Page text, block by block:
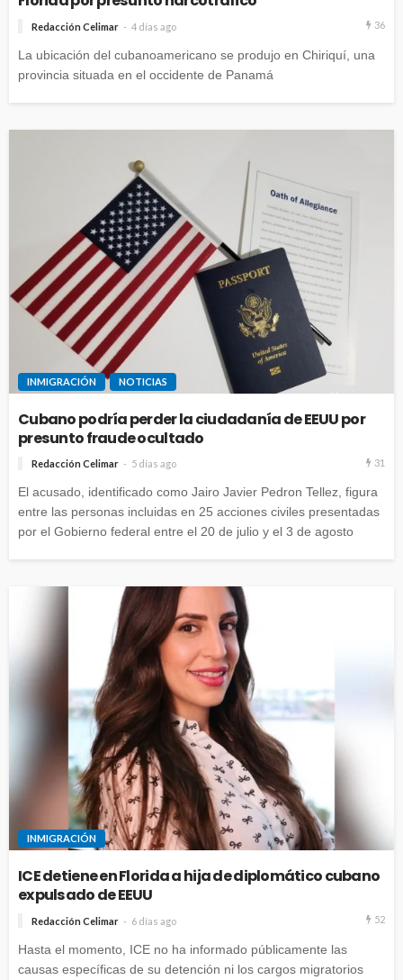
Redacción Celimar 4 días ago 36
La ubicación del cubanoamericano se produjo en Chiriquí, una
provincia situada en el occidente de Panamá
INMIGRACIÓN NOTICIAS
Cubano podría perder la ciudadanía de EEUU por
presunto fraude ocultado
Redacción Celimar 5 días ago 31
El acusado, identificado como Jairo Javier Pedron Tellez, figura
entre las personas incluidas en 25 acciones civiles presentadas
por el Gobierno federal entre el 20 de julio y el 3 de agosto
INMIGRACIÓN
ICE detiene en Florida a hija de diplomático cubano
expulsado de EEUU
Redacción Celimar 6 días ago 52
Hasta el momento, ICE no ha informado públicamente las
causas específicas de su detención ni los cargos migratorios